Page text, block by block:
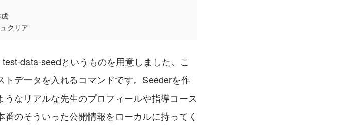
クリア
data-seedというものを用意しました。こ
データを入れるコマンドです。Seederを作
なリアルな先生のプロフィールや指導コース
のそういった公開情報をローカルに持ってく